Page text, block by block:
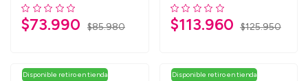
$85.980
$73.990 $125.950
$113.960
Disponible retiro en tienda Disponible retiro en tienda